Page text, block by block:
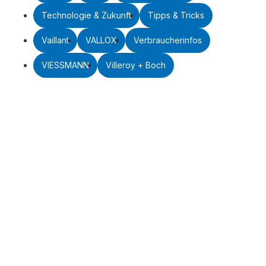
Technologie & Zukunft Tipps & Tricks
Vaillant VALLOX Verbraucherinfos
VIESSMANN Villeroy + Boch